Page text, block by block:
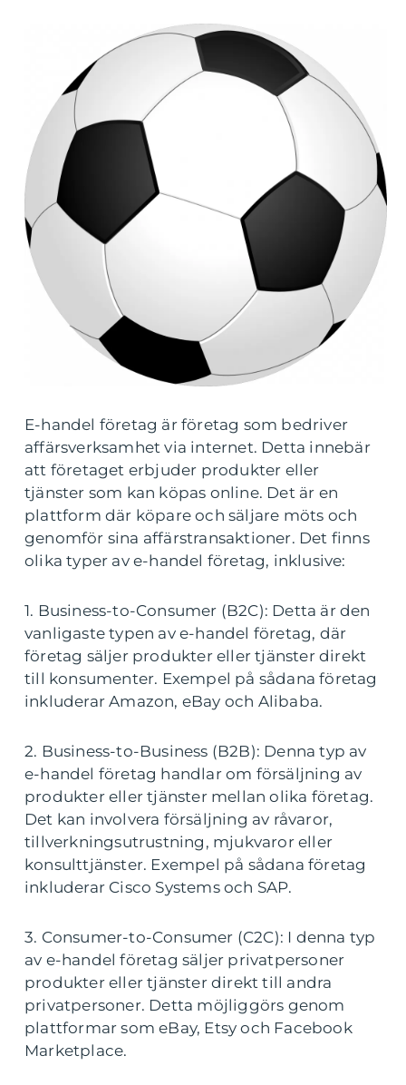
E-handel företag är företag som bedriver
affärsverksamhet via internet. Detta innebär
att företaget erbjuder produkter eller
tjänster som kan köpas online. Det är en
plattform där köpare och säljare möts och
genomför sina affärstransaktioner. Det finns
olika typer av e-handel företag, inklusive:
1. Business-to-Consumer (B2C): Detta är den
vanligaste typen av e-handel företag, där
företag säljer produkter eller tjänster direkt
till konsumenter. Exempel på sådana företag
inkluderar Amazon, eBay och Alibaba.
2. Business-to-Business (B2B): Denna typ av
e-handel företag handlar om försäljning av
produkter eller tjänster mellan olika företag.
Det kan involvera försäljning av råvaror,
tillverkningsutrustning, mjukvaror eller
konsulttjänster. Exempel på sådana företag
inkluderar Cisco Systems och SAP.
3. Consumer-to-Consumer (C2C): I denna typ
av e-handel företag säljer privatpersoner
produkter eller tjänster direkt till andra
privatpersoner. Detta möjliggörs genom
plattformar som eBay, Etsy och Facebook
Marketplace.